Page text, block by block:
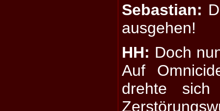
Sebastian:
ausgehen!
HH: Doch
Auf
drehte